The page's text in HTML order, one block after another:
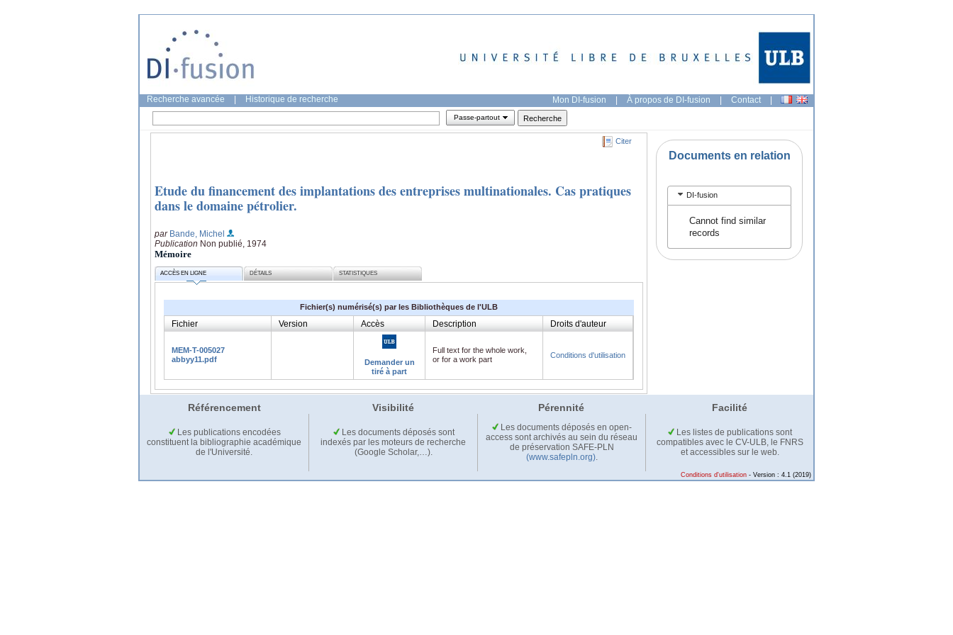
Recherche avancée Historique de recherche Mon DI-fusion | À propos de DI-fusion | Contact |
Passe-partout
Citer
Etude du financement des implantations des entreprises multinationales. Cas pratiques
dans le domaine pétrolier.
par Bande, Michel
Publication Non publié, 1974
Mémoire
ACCÈS EN LIGNE DÉTAILS STATISTIQUES
Fichier(s) numérisé(s) par les Bibliothèques de l'ULB
Fichier Version Accès Description Droits d'auteur
MEM-T-005027
abbyy11.pdf
Demander un
tiré à part
Full text for the whole work,
or for a work part
Conditions d'utilisation
Documents en relation
DI-fusion
Cannot find similar
records
Référencement Visibilité Pérennité Facilité
Les publications encodées
constituent la bibliographie académique
de l'Université.
Les documents déposés sont
indexés par les moteurs de recherche
(Google Scholar,…).
Les documents déposés en open-
access sont archivés au sein du réseau
de préservation SAFE-PLN
(www.safepln.org).
Les listes de publications sont
compatibles avec le CV-ULB, le FNRS
et accessibles sur le web.
Conditions d'utilisation - Version : 4.1 (2019)